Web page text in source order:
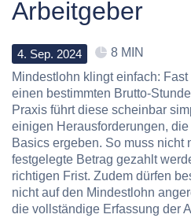
Arbeitgeber
4. Sep. 2024
8 MIN
Mindestlohn klingt einfach:
einen bestimmten Brutto-
Praxis führt diese scheinbar
einigen Herausforderungen,
Basics ergeben. So muss nicht
festgelegte Betrag gezahlt
richtigen Frist. Zudem dürfen
nicht auf den Mindestlohn
die vollständige Erfassung der